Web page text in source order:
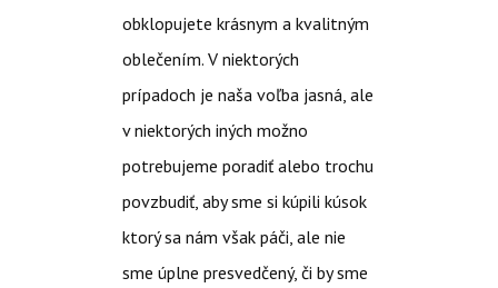
obklopujete krásnym a kvalitným
oblečením. V niektorých
prípadoch je naša voľba jasná, ale
v niektorých iných možno
potrebujeme poradiť alebo trochu
povzbudiť, aby sme si kúpili kúsok
ktorý sa nám však páči, ale nie
sme úplne presvedčený, či by sme